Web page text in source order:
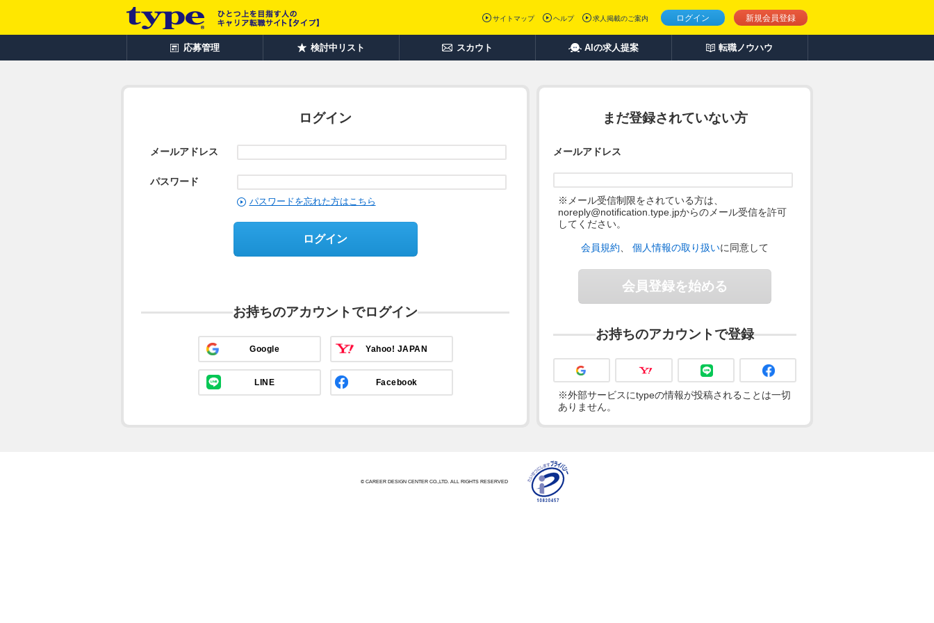
ログイン 新規会員登録
サイトマップ ヘルプ 求人掲載のご案内
応募管理 検討中リスト スカウト AIの求人提案 転職ノウハウ
ログイン
メールアドレス
パスワード
パスワードを忘れた方はこちら
ログイン
お持ちのアカウントでログイン
Google Yahoo! JAPAN
LINE Facebook
まだ登録されていない方
メールアドレス
※メール受信制限をされている方は、
noreply@notification.type.jpからのメール受信を許可
してください。
会員規約 個人情報の取り扱いに同意して
会員登録を始める
お持ちのアカウントで登録
※外部サービスにtypeの情報が投稿されることは一切
ありません。
© CAREER DESIGN CENTER CO.,LTD. ALL RIGHTS RESERVED